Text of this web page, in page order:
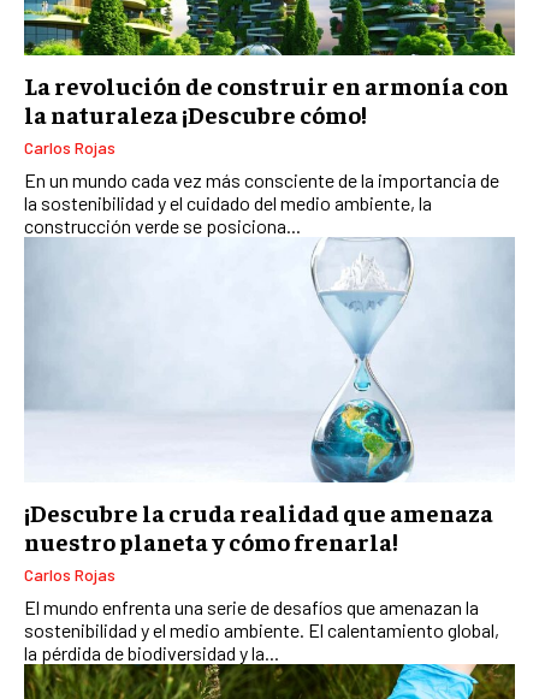
La revolución de construir en armonía con
la naturaleza ¡Descubre cómo!
Carlos Rojas
En un mundo cada vez más consciente de la importancia de
la sostenibilidad y el cuidado del medio ambiente, la
construcción verde se posiciona...
¡Descubre la cruda realidad que amenaza
nuestro planeta y cómo frenarla!
Carlos Rojas
El mundo enfrenta una serie de desafíos que amenazan la
sostenibilidad y el medio ambiente. El calentamiento global,
la pérdida de biodiversidad y la...